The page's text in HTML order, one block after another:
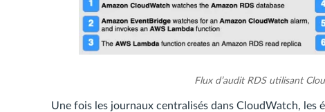
Flux d’audit RDS utilisant
Une fois les journaux centralisés dans CloudWatch, les